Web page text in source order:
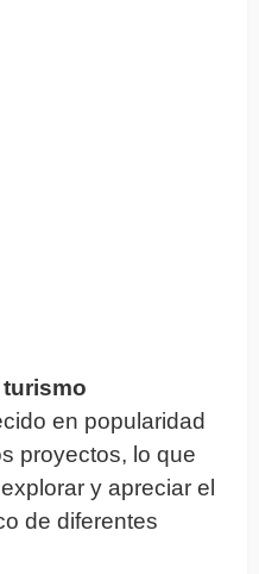
turismo
en popularidad
proyectos, lo que
y apreciar el
de diferentes